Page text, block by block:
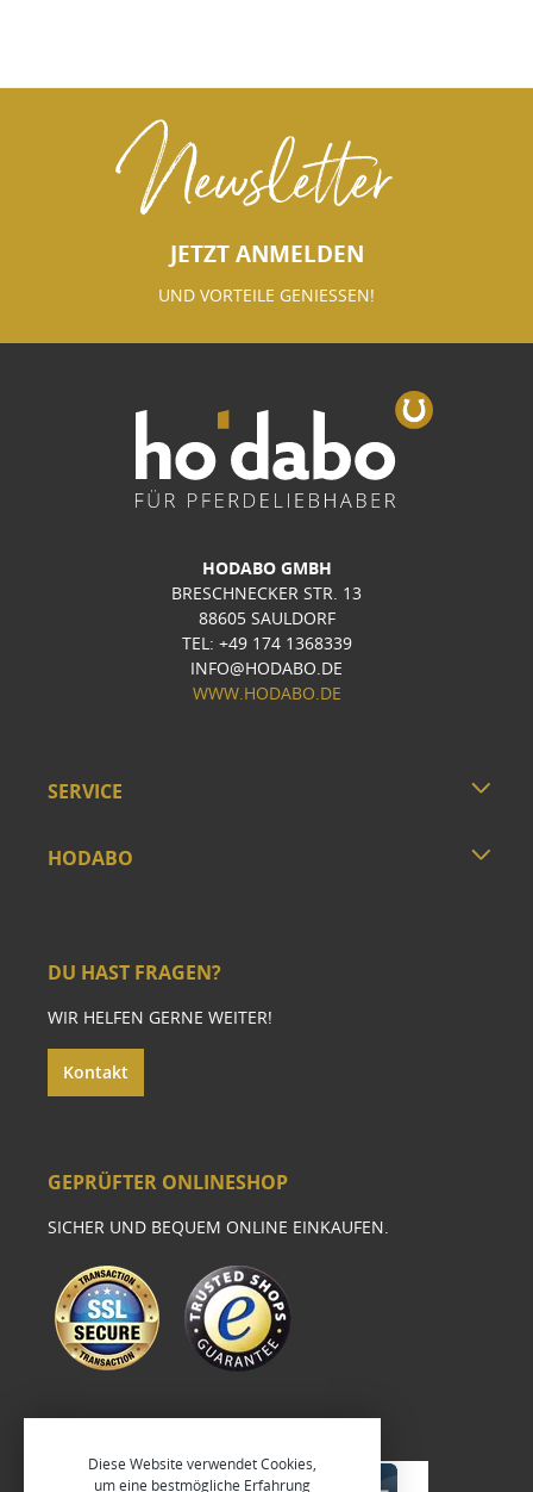
Newsletter
JETZT ANMELDEN
UND VORTEILE GENIESSEN!
HODABO GMBH
BRESCHNECKER STR. 13
88605 SAULDORF
TEL: +49 174 1368339
INFO@HODABO.DE
WWW.HODABO.DE
SERVICE
HODABO
DU HAST FRAGEN?
WIR HELFEN GERNE WEITER!
Kontakt
GEPRÜFTER ONLINESHOP
SICHER UND BEQUEM ONLINE EINKAUFEN.
Diese Website verwendet Cookies,
um eine bestmögliche Erfahrung